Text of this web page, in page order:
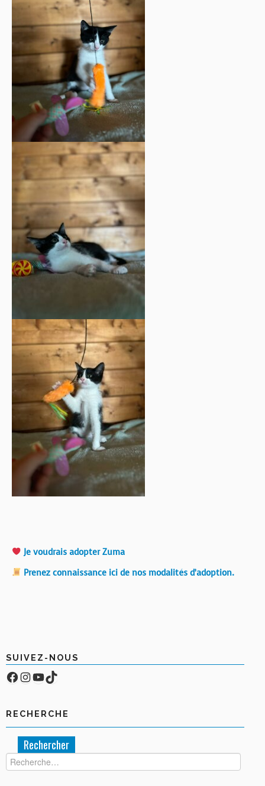
Je voudrais adopter Zuma
Prenez connaissance ici de nos modalités d’adoption.
SUIVEZ-NOUS
Facebook
Compte Instagram
YouTube
TikTok
RECHERCHE
Rechercher :